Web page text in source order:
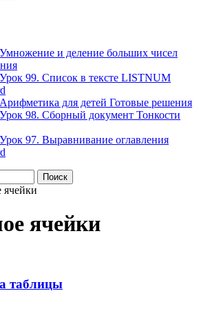
Умножение и деление больших чисел
Урок 99. Список в тексте LISTNUM
Арифметика для детей Готовые решения
Урок 98. Сборный документ Тонкости
Урок 97. Выравнивание оглавления
ячейки
ячейки
таблицы